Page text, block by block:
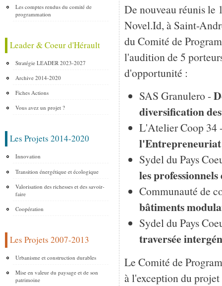
Les comptes rendus du comité de
programmation
Leader & Coeur d'Hérault
Stratégie LEADER 2023-2027
Archive 2014-2020
Fiches Actions
Vous avez un projet ?
Les Projets 2014-2020
Innovation
Transition énergétique et écologique
Valorisation des richesses et des savoir-
faire
Coopération
Les Projets 2007-2013
Urbanisme et construction durables
Mise en valeur du paysage et de son
patrimoine
De nouveau réunis le
Novel.Id, à Saint-
du Comité de
l'audition de 5
d'opportunité :
SAS Granulero -
diversification
L'Atelier Coop 34
Sydel du Pays
les
Communauté de
bâtiments
Sydel du Pays
traversée
Le Comité de
à l'exception du